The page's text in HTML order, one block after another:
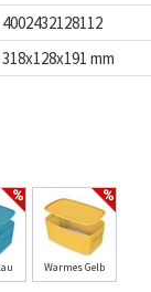
4002432128112
318x128x191 mm
Warmes Gelb